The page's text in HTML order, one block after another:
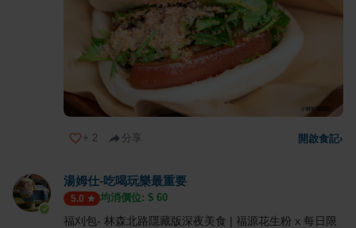
+ 2 分享 開啟食記›
湯姆仕-吃喝玩樂最重要
5.0 均消價位: $ 60
福刈包- 林森北路隱藏版深夜美食 | 福源花生粉 x 每日限